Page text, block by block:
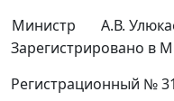
Министр
А.В.
Зарегистрировано в
Регистрационный №